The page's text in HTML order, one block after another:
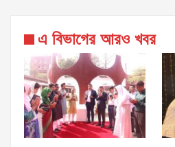
এ বিভাগের আরও খবর